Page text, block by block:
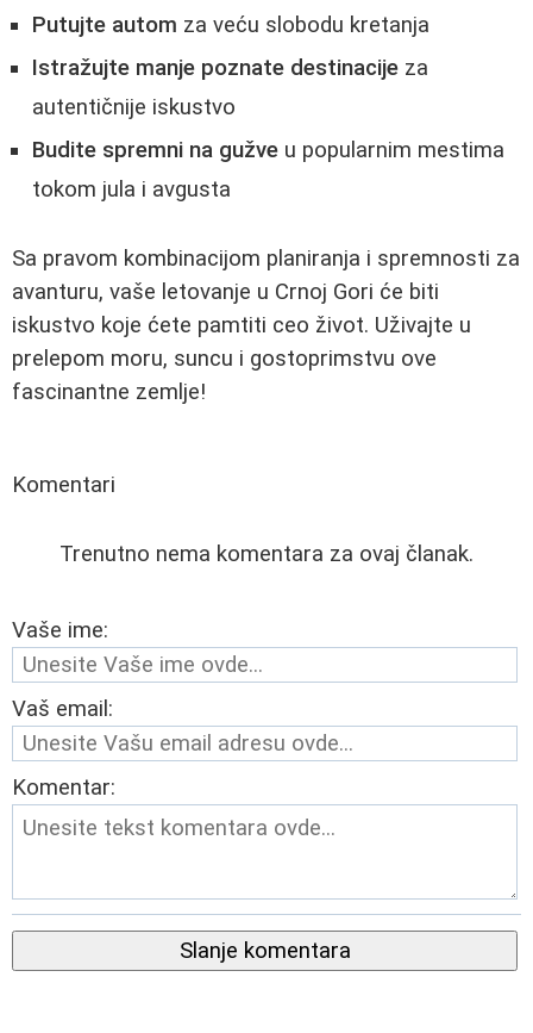
Putujte autom za veću slobodu kretanja
Istražujte manje poznate destinacije za
autentičnije iskustvo
Budite spremni na gužve u popularnim mestima
tokom jula i avgusta
Sa pravom kombinacijom planiranja i spremnosti za
avanturu, vaše letovanje u Crnoj Gori će biti
iskustvo koje ćete pamtiti ceo život. Uživajte u
prelepom moru, suncu i gostoprimstvu ove
fascinantne zemlje!
Komentari
Trenutno nema komentara za ovaj članak.
Vaše ime:
Vaš email:
Komentar:
Slanje komentara